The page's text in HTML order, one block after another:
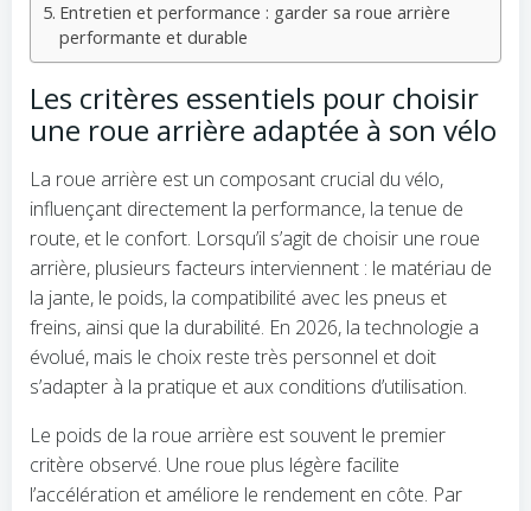
Entretien et performance : garder sa roue arrière
performante et durable
Les critères essentiels pour choisir
une roue arrière adaptée à son vélo
La roue arrière est un composant crucial du vélo,
influençant directement la performance, la tenue de
route, et le confort. Lorsqu’il s’agit de choisir une roue
arrière, plusieurs facteurs interviennent : le matériau de
la jante, le poids, la compatibilité avec les pneus et
freins, ainsi que la durabilité. En 2026, la technologie a
évolué, mais le choix reste très personnel et doit
s’adapter à la pratique et aux conditions d’utilisation.
Le poids de la roue arrière est souvent le premier
critère observé. Une roue plus légère facilite
l’accélération et améliore le rendement en côte. Par